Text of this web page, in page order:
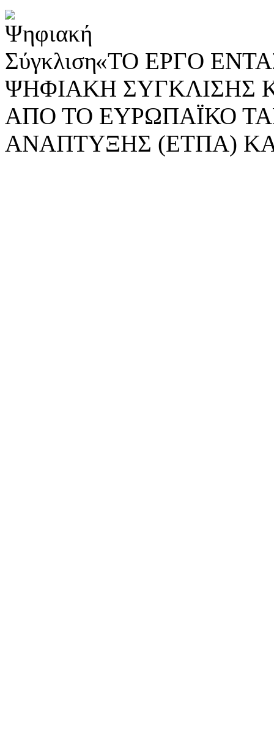
«ΤΟ ΕΡΓΟ
ΨΗΦΙΑΚΗ ΣΥΓΚΛΙΣΗΣ
ΑΠΟ ΤΟ ΕΥΡΩΠΑΪΚΟ
ΑΝΑΠΤΥΞΗΣ (ΕΤΠΑ)